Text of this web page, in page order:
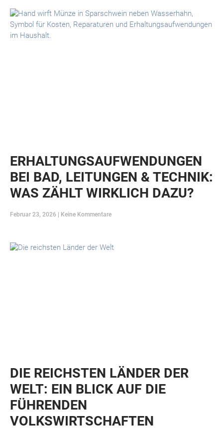
ERHALTUNGSAUFWENDUNGEN
BEI BAD, LEITUNGEN & TECHNIK:
WAS ZÄHLT WIRKLICH DAZU?
Februar 23, 2026 Keine Kommentare
DIE REICHSTEN LÄNDER DER
WELT: EIN BLICK AUF DIE
FÜHRENDEN
VOLKSWIRTSCHAFTEN